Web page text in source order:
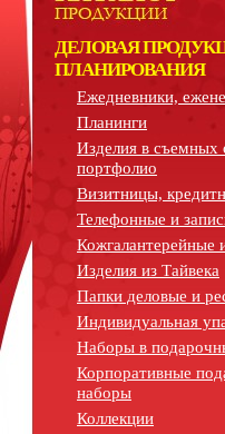
ДЕЛОВАЯ
ПЛАНИРОВАНИЯ
Ежедневники,
Планинги
Изделия в съемных
портфолио
Визитницы,
Телефонные и
Кожгалантерейные
Изделия из Тайвека
Папки деловые и
Индивидуальная
Наборы в
Корпоративные
наборы
Коллекции